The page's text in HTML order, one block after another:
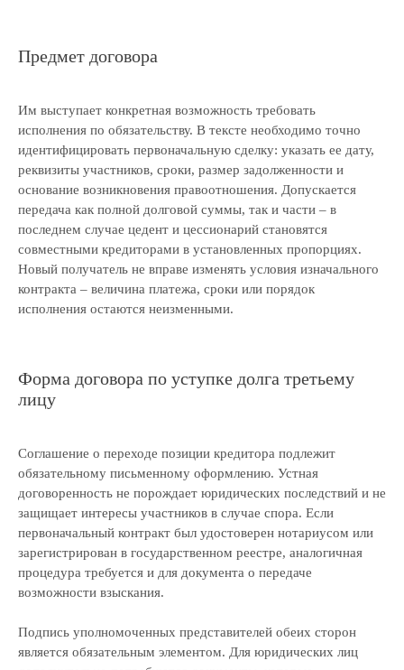
Предмет договора
Им выступает конкретная возможность требовать
исполнения по обязательству. В тексте необходимо точно
идентифицировать первоначальную сделку: указать ее дату,
реквизиты участников, сроки, размер задолженности и
основание возникновения правоотношения. Допускается
передача как полной долговой суммы, так и части – в
последнем случае цедент и цессионарий становятся
совместными кредиторами в установленных пропорциях.
Новый получатель не вправе изменять условия изначального
контракта – величина платежа, сроки или порядок
исполнения остаются неизменными.
Форма договора по уступке долга третьему
лицу
Соглашение о переходе позиции кредитора подлежит
обязательному письменному оформлению. Устная
договоренность не порождает юридических последствий и не
защищает интересы участников в случае спора. Если
первоначальный контракт был удостоверен нотариусом или
зарегистрирован в государственном реестре, аналогичная
процедура требуется и для документа о передаче
возможности взыскания.
Подпись уполномоченных представителей обеих сторон
является обязательным элементом. Для юридических лиц
Адрес:
195213, Санкт-Петербург,
пр-кт Энергетиков, д. 3 литера Б
ТОП-50
в рейтинге RAEX
8 499 391-81-00
Раскрытие информации
ООО «ЭР-Аудит»
Скачать прайс-лист на услуги
компании